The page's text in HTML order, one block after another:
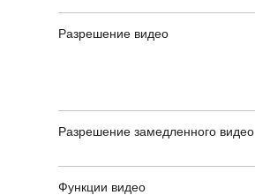
Разрешение видео
Разрешение замедленного видео
Функции видео